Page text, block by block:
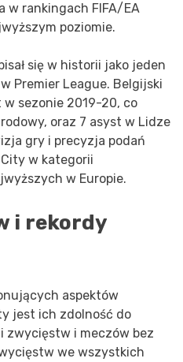
w rankingach FIFA/EA
poziomie.
się w historii jako jeden
Premier League. Belgijski
w sezonie 2019-20, co
oraz 7 asyst w Lidze
gry i precyzja podań
w kategorii
w Europie.
i rekordy
aspektów
jest ich zdolność do
zwycięstw i meczów bez
we wszystkich